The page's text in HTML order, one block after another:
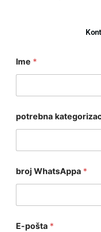
k
a
e
o
r
i
a
i
e
Ime *
potrebna
broj WhatsAppa *
E-pošta *